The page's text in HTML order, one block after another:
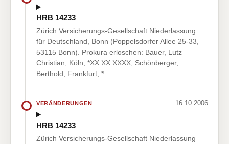
HRB 14233
Zürich Versicherungs-Gesellschaft Niederlassung
für Deutschland, Bonn (Poppelsdorfer Allee 25-33,
53115 Bonn). Prokura erloschen: Bauer, Lutz
Christian, Köln, *XX.XX.XXXX; Schönberger,
Berthold, Frankfurt, *…
VERÄNDERUNGEN 16.10.2006
HRB 14233
Zürich Versicherungs-Gesellschaft Niederlassung